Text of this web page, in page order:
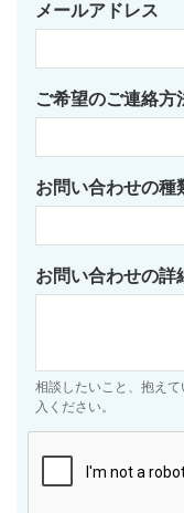
メールアドレス
ご希望のご連絡方
お問い合わせの種
お問い合わせの詳
相談したいこと、抱え
入ください。